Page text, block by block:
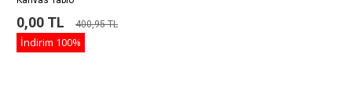
0,00 TL 400,95 TL
İndirim 100%